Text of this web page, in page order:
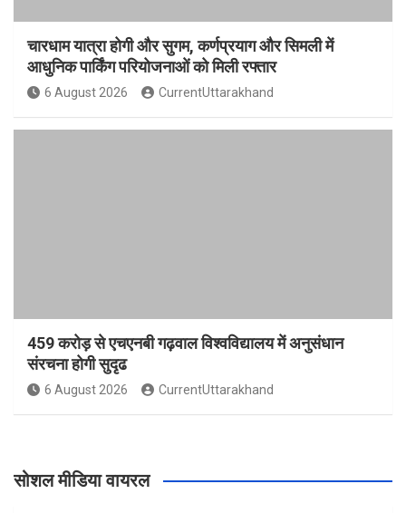
चारधाम यात्रा होगी और सुगम, कर्णप्रयाग और सिमली में
आधुनिक पार्किंग परियोजनाओं को मिली रफ्तार
6 August 2026 CurrentUttarakhand
459 करोड़ से एचएनबी गढ़वाल विश्वविद्यालय में अनुसंधान
संरचना होगी सुदृढ
6 August 2026 CurrentUttarakhand
सोशल मीडिया वायरल